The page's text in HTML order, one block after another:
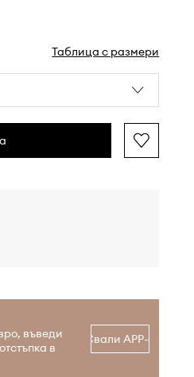
Таблица с размери
въведи
в
Свали APP-а